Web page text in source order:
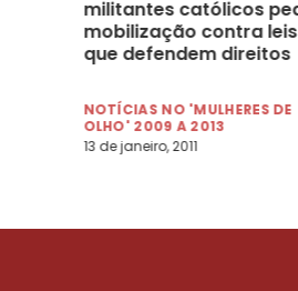
militantes católicos
mobilização contra leis
que defendem direitos
NOTÍCIAS NO 'MULHERES DE
OLHO' 2009 A 2013
13 de janeiro, 2011